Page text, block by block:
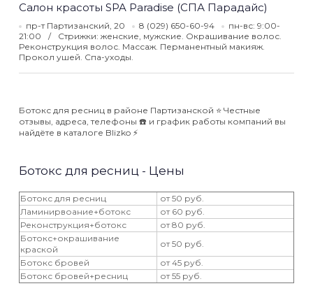
Салон красоты SPA Paradise (СПА Парадайс)
пр-т Партизанский, 20 8 (029) 650-60-94
пн-вс: 9:00-
21:00
Стрижки: женские, мужские. Окрашивание волос.
Реконструкция волос. Массаж. Перманентный макияж.
Прокол ушей. Спа-уходы.
Ботокс для ресниц в районе Партизанской ⭐️ Честные
отзывы, адреса, телефоны ☎️ и график работы компаний вы
найдёте в каталоге Blizko ⚡️
Ботокс для ресниц - Цены
Ботокс для ресниц
от 50 руб.
Ламинирвоание+ботокс
от 60 руб.
Реконструкция+ботокс
от 80 руб.
Ботокс+окрашивание
краской
от 50 руб.
Ботокс бровей
от 45 руб.
Ботокс бровей+ресниц
от 55 руб.